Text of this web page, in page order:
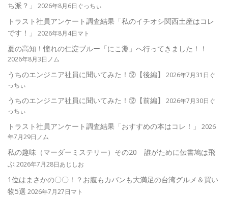
ち派？」
2026年8月6日ぐっちぃ
トラスト社員アンケート調査結果「私のイチオシ関西土産はコレ
です！」
2026年8月4日マト
夏の高知！憧れの仁淀ブルー「にこ淵」へ行ってきました！！
2026年8月3日ノム
うちのエンジニア社員に聞いてみた！⑫【後編】
2026年7月31日ぐ
っちぃ
うちのエンジニア社員に聞いてみた！⑫【前編】
2026年7月30日ぐ
っちぃ
トラスト社員アンケート調査結果「おすすめの本はコレ！」
2026
年7月29日ノム
私の趣味（マーダーミステリー）その20 誰がために伝書鳩は飛
ぶ2026年7月28日あじしお
1位はまさかの〇〇！？お腹もカバンも大満足の台湾グルメ＆買い
物5選 2026年7月27日マト